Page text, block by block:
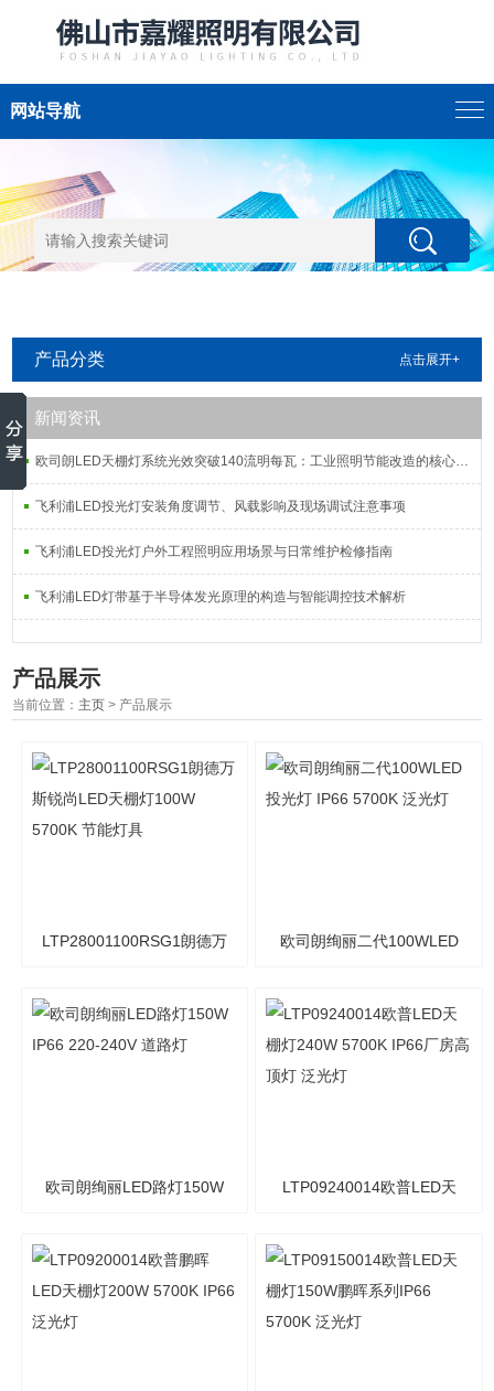
网站导航
产品分类 点击展开+
新闻资讯
欧司朗LED天棚灯系统光效突破140流明每瓦：工业照明节能改造的核心指标解析
飞利浦LED投光灯安装角度调节、风载影响及现场调试注意事项
飞利浦LED投光灯户外工程照明应用场景与日常维护检修指南
飞利浦LED灯带基于半导体发光原理的构造与智能调控技术解析
产品展示
当前位置： 主页 > 产品展示
LTP28001100RSG1朗德万
5700K 节能灯具
欧司朗绚丽二代100WLED
欧司朗绚丽LED路灯150W LTP09240014欧普LED天
房高顶灯 泛光灯